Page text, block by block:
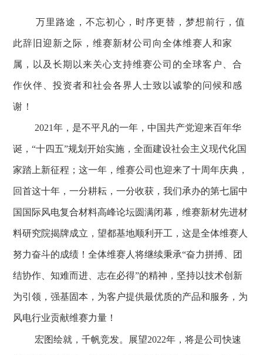
万里路途，不忘初心，时序更替，梦想前行，值
此辞旧迎新之际，维赛新材公司向全体维赛 人和家
属，以及长期以来关心支持维赛公司的全球客户、合
作伙伴、投资者和社会各界人士致以诚挚的问候和感
谢！
2021年，是不平凡的一年，中国共产党迎来百年华
诞，“十四五”规划开始实施，全面建设社会主义现代化国
家踏上新征程；这一年，维赛公司也迎来了十周年庆典，
回首这十年，一分耕耘，一分收获，我们承办的第七届中
国国际风电复合材料高峰论坛圆满闭幕，维赛新材先进材
料研究院揭牌成立，望都基地顺利开工，这是全体维赛人
努力奋斗的成绩！全体维赛人将继续秉承“奋力拼搏、团
结协作、知难而进、志在必得”的精神， 坚持以技术创新
为引领，强基固本，为客户提供最优质的产品和服务 ， 为
风电行业贡献维赛力量！
宏图绘就，千帆竞发。展望2022年，将是公司快速